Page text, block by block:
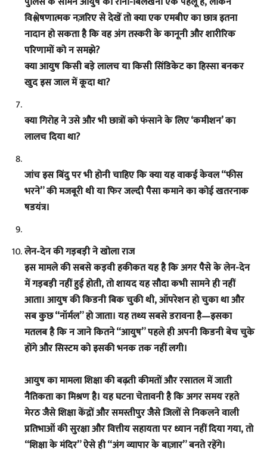
विश्लेषणात्मक नज़रिए से देखें तो क्या एक एमबीए का छात्र इतना
नादान हो सकता है कि वह अंग तस्करी के कानूनी और शारीरिक
परिणामों को न समझे?
क्या आयुष किसी बड़े लालच या किसी सिंडिकेट का हिस्सा बनकर
खुद इस जाल में कूदा था?
क्या गिरोह ने उसे और भी छात्रों को फंसाने के लिए ‘कमीशन’ का
लालच दिया था?
जांच इस बिंदु पर भी होनी चाहिए कि क्या यह वाकई केवल “फीस
भरने” की मजबूरी थी या फिर जल्दी पैसा कमाने का कोई खतरनाक
षडयंत्र।
लेन-देन की गड़बड़ी ने खोला राज
इस मामले की सबसे कड़वी हकीकत यह है कि अगर पैसे के लेन-देन
में गड़बड़ी नहीं हुई होती, तो शायद यह सौदा कभी सामने ही नहीं
आता। आयुष की किडनी बिक चुकी थी, ऑपरेशन हो चुका था और
सब कुछ “नॉर्मल” हो जाता। यह तथ्य सबसे डरावना है—इसका
मतलब है कि न जाने कितने “आयुष” पहले ही अपनी किडनी बेच चुके
होंगे और सिस्टम को इसकी भनक तक नहीं लगी।
आयुष का मामला शिक्षा की बढ़ती कीमतों और रसातल में जाती
नैतिकता का मिश्रण है। यह घटना चेतावनी है कि अगर समय रहते
मेरठ जैसे शिक्षा केंद्रों और समस्तीपुर जैसे जिलों से निकलने वाली
प्रतिभाओं की सुरक्षा और वित्तीय सहायता पर ध्यान नहीं दिया गया, तो
“शिक्षा के मंदिर” ऐसे ही “अंग व्यापार के बाज़ार” बनते रहेंगे।